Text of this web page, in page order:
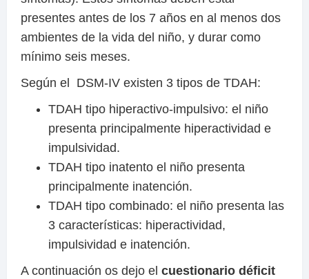
presentes antes de los 7 años en al menos dos
ambientes de la vida del niño, y durar como
mínimo seis meses.
Según el DSM-IV existen 3 tipos de TDAH:
TDAH tipo hiperactivo-impulsivo: el niño
presenta principalmente hiperactividad e
impulsividad.
TDAH tipo inatento el niño presenta
principalmente inatención.
TDAH tipo combinado: el niño presenta las
3 características: hiperactividad,
impulsividad e inatención.
A continuación os dejo el cuestionario déficit